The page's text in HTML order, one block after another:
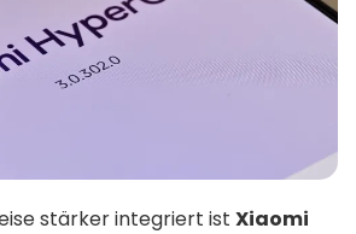
stärker integriert ist Xiaomi